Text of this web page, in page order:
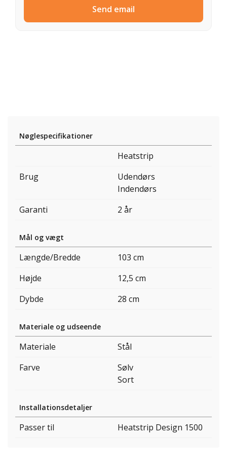
Send email
Nøglespecifikationer
Heatstrip
Brug
Udendørs
Indendørs
Garanti
2 år
Mål og vægt
Længde/Bredde
103 cm
Højde
12,5 cm
Dybde
28 cm
Materiale og udseende
Materiale
Stål
Farve
Sølv
Sort
Installationsdetaljer
Passer til Heatstrip Design 1500